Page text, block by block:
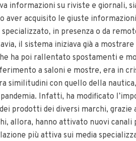
informazioni su riviste e giornali,
aver acquisito le giuste
in presenza o da
il sistema iniziava già a
ha poi rallentato spostamenti e
a saloni e mostre, era in
similitudini con quello della
Infatti, ha modificato
prodotti dei diversi marchi, grazie
allora, hanno attivato nuovi
più attiva sui media